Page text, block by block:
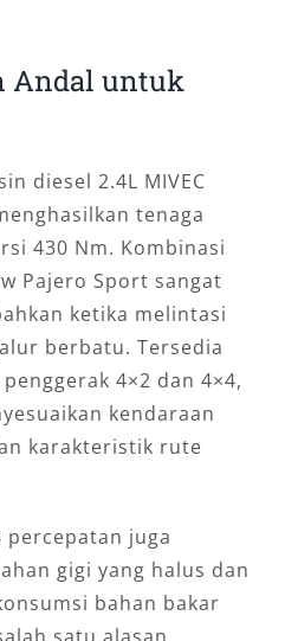
Andal untuk
diesel 2.4L MIVEC
tenaga
430 Nm. Kombinasi
Pajero Sport sangat
ketika melintasi
berbatu. Tersedia
4×2 dan 4×4,
kendaraan
karakteristik rute
juga
gigi yang halus dan
bahan bakar